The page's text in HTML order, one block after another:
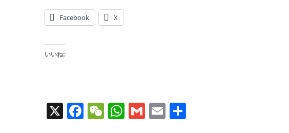
Facebook X
いいね:
X Facebook
WeChat
WhatsApp
GmailEmail